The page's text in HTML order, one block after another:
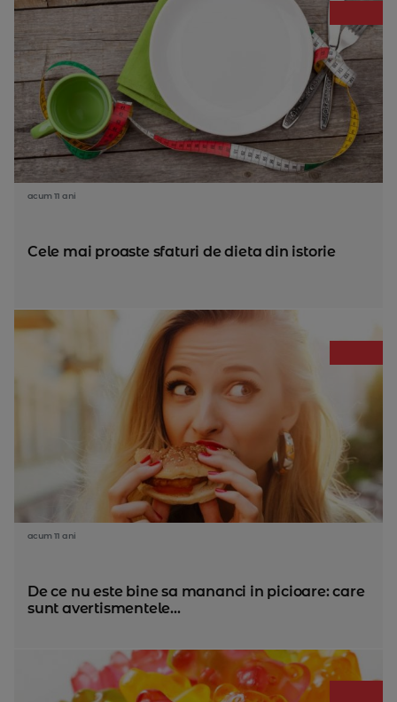
acum 11 ani
Cele mai proaste sfaturi de dieta din istorie
acum 11 ani
De ce nu este bine sa mananci in picioare: care
sunt avertismentele...